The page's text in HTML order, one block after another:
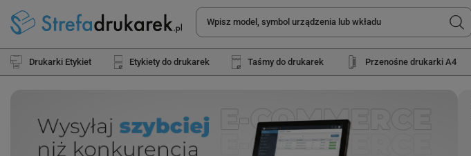
Drukarki Etykiet Etykiety do drukarek Taśmy do drukarek Przenośne drukarki A4